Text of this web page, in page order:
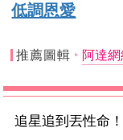
低調恩愛
推薦圖輯 阿達
追星追到丟性命